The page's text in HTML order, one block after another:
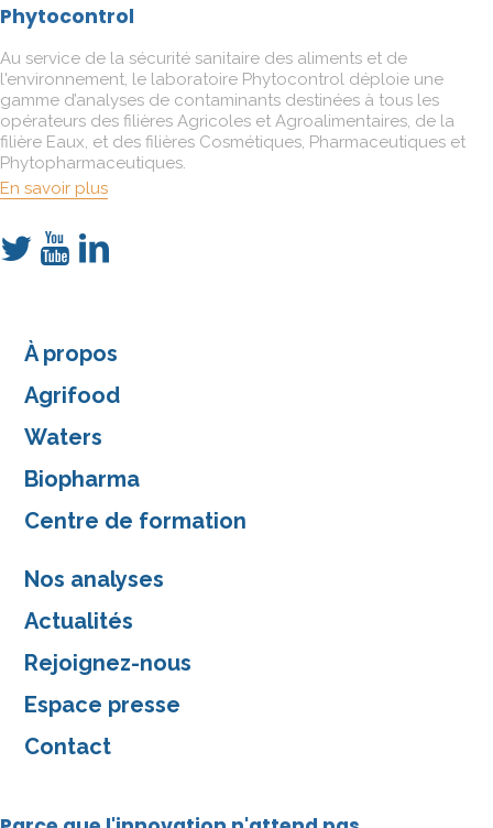
Phytocontrol
Au service de la sécurité sanitaire des aliments et de
l'environnement, le laboratoire Phytocontrol déploie une
gamme d’analyses de contaminants destinées à tous les
opérateurs des filières Agricoles et Agroalimentaires, de la
filière Eaux, et des filières Cosmétiques, Pharmaceutiques et
Phytopharmaceutiques.
En savoir plus
À propos
Agrifood
Waters
Biopharma
Centre de formation
Nos analyses
Actualités
Rejoignez-nous
Espace presse
Contact